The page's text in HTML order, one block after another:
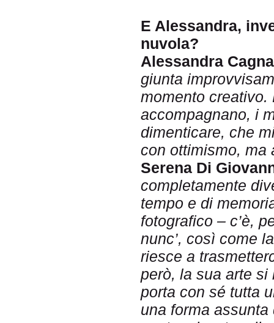
E Alessandra,
nuvola?
Alessandra
giunta
momento creativo.
accompagnano, i
dimenticare, che
con ottimismo, ma
Serena Di
completamente
tempo e di
fotografico – c’è,
nunc’, così come
riesce a
però, la sua arte
porta con sé tutta
una forma